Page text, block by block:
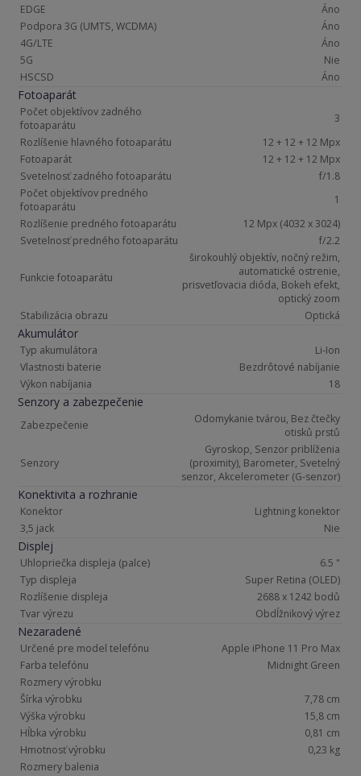
EDGE
Áno
Podpora 3G (UMTS, WCDMA)
Áno
4G/LTE
Áno
5G
Nie
HSCSD
Áno
Fotoaparát
Počet objektívov zadného
fotoaparátu
3
Rozlíšenie hlavného fotoaparátu
12 + 12 + 12 Mpx
Fotoaparát
12 + 12 + 12 Mpx
Svetelnosť zadného fotoaparátu
f/1.8
Počet objektívov predného
fotoaparátu
1
Rozlíšenie predného fotoaparátu
12 Mpx (4032 x 3024)
Svetelnosť predného fotoaparátu
f/2.2
Funkcie fotoaparátu
širokouhlý objektív, nočný režim,
automatické ostrenie,
prisvetľovacia dióda, Bokeh efekt,
optický zoom
Stabilizácia obrazu
Optická
Akumulátor
Typ akumulátora
Li-Ion
Vlastnosti baterie
Bezdrôtové nabíjanie
Výkon nabíjania
18
Senzory a zabezpečenie
Zabezpečenie
Odomykanie tvárou, Bez čtečky
otisků prstů
Senzory
Gyroskop, Senzor priblíženia
(proximity), Barometer, Svetelný
senzor, Akcelerometer (G-senzor)
Konektivita a rozhranie
Konektor
Lightning konektor
3,5 jack
Nie
Displej
Uhlopriečka displeja (palce)
6.5 "
Typ displeja
Super Retina (OLED)
Rozlíšenie displeja
2688 x 1242 bodů
Tvar výrezu
Obdĺžnikový výrez
Nezaradené
Určené pre model telefónu
Apple iPhone 11 Pro Max
Farba telefónu
Midnight Green
Rozmery výrobku
Šírka výrobku
7,78 cm
Výška výrobku
15,8 cm
Hĺbka výrobku
0,81 cm
Hmotnosť výrobku
0,23 kg
Rozmery balenia